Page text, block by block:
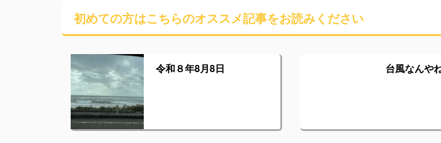
初めての方はこちらのオススメ記事をお読みください
令和８年8月8日 台風なんや